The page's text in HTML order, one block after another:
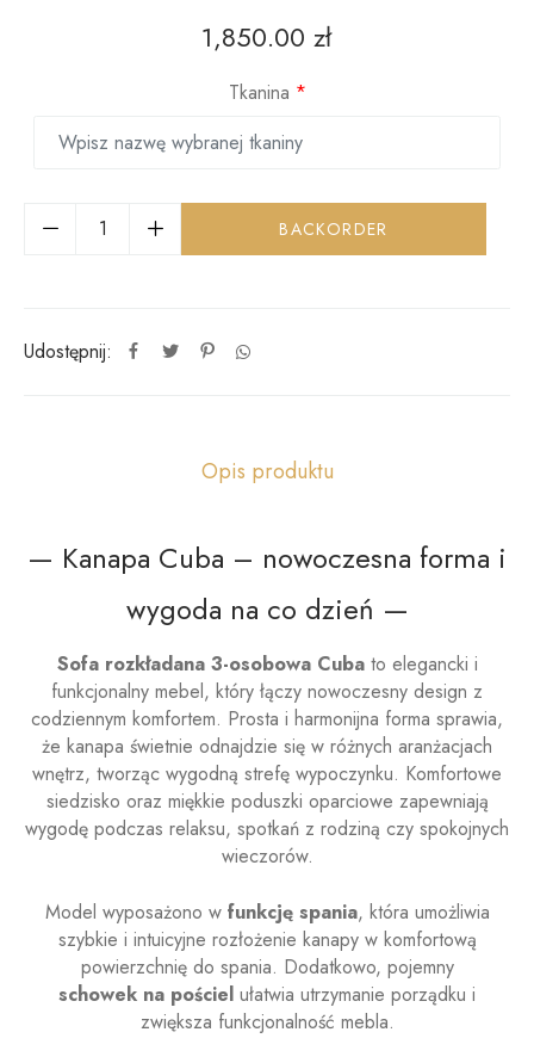
1,850.00 zł
Tkanina *
BACKORDER
Udostępnij:
Opis produktu
— Kanapa Cuba – nowoczesna forma i
wygoda na co dzień —
Sofa rozkładana 3-osobowa Cubato elegancki i
funkcjonalny mebel, który łączy nowoczesny design z
codziennym komfortem. Prosta i harmonijna forma sprawia,
że kanapa świetnie odnajdzie się w różnych aranżacjach
wnętrz, tworząc wygodną strefę wypoczynku. Komfortowe
siedzisko oraz miękkie poduszki oparciowe zapewniają
wygodę podczas relaksu, spotkań z rodziną czy spokojnych
wieczorów.
Model wyposażono w funkcję spania, która umożliwia
szybkie i intuicyjne rozłożenie kanapy w komfortową
powierzchnię do spania. Dodatkowo, pojemny
schowek na pościel ułatwia utrzymanie porządku i
zwiększa funkcjonalność mebla.